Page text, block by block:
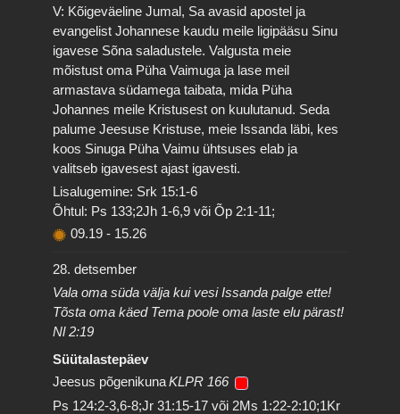
V: Kõigeväeline Jumal, Sa avasid apostel ja
evangelist Johannese kaudu meile ligipääsu Sinu
igavese Sõna saladustele. Valgusta meie
mõistust oma Püha Vaimuga ja lase meil
armastava südamega taibata, mida Püha
Johannes meile Kristusest on kuulutanud. Seda
palume Jeesuse Kristuse, meie Issanda läbi, kes
koos Sinuga Püha Vaimu ühtsuses elab ja
valitseb igavesest ajast igavesti.
Lisalugemine: Srk 15:1-6
Õhtul: Ps 133;2Jh 1-6,9 või Õp 2:1-11;
09.19 - 15.26
28. detsember
Vala oma süda välja kui vesi Issanda palge ette!
Tõsta oma käed Tema poole oma laste elu pärast!
Nl 2:19
Süütalastepäev
Jeesus põgenikunaKLPR 166
Ps 124:2-3,6-8;Jr 31:15-17 või 2Ms 1:22-2:10;1Kr